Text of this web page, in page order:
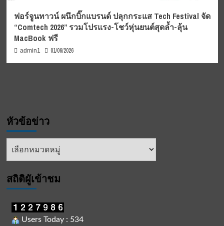
ฟอร์จูนทาวน์ ผนึกบิ๊กแบรนด์ ปลุกกระแส Tech Festival จัด
“Comtech 2026” รวมโปรแรง-โชว์หุ่นยนต์สุดล้ำ-ลุ้น
MacBook ฟรี
admin1 01/06/2026
หัวข้อข่าว
หัวข้อ
สถิติผูัเข้าชม
Users Today : 534